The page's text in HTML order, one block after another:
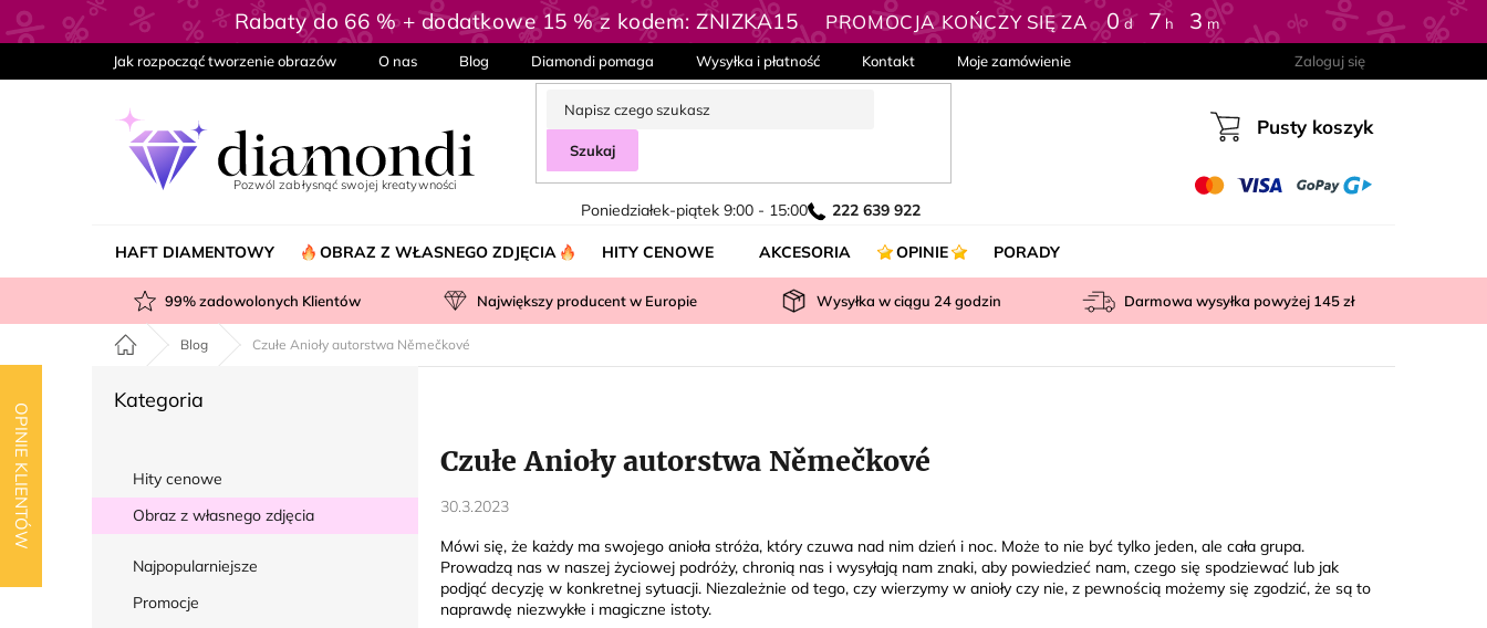
OPINIE KLIENTÓW
Przejść
do
Rabaty do 66 % + dodatkowe 15 % z kodem: ZNIZKA15 PROMOCJA KOŃCZY SIĘ ZA 0d 7 h 3 m
Jak rozpocząć tworzenie obrazów O nas Blog Diamondi pomaga Wysyłka i płatność Kontakt Moje zamówienie Zaloguj się
Szukaj
Poniedziałek-piątek 9:00 - 15:00 222 639 922
Koszyk
Pusty koszyk
HAFT DIAMENTOWY OBRAZ Z WŁASNEGO ZDJĘCIA HITY CENOWE AKCESORIA OPINIE PORADY
99% zadowolonych Klientów Największy producent w Europie Wysyłka w ciągu 24godzin Darmowa wysyłka powyżej 145 zł
Home Blog Czułe Anioły autorstwa Němečkové
k
b
Pominąć
Kategoria
Hity cenowe
Obraz z własnego zdjęcia
Najpopularniejsze
Promocje
Czułe Anioły autorstwa Němečkové
30.3.2023
Mówi się, że każdy ma swojego anioła stróża, który czuwa nad nim dzień i noc. Może to nie być tylko jeden, ale cała grupa.
Prowadzą nas w naszej życiowej podróży, chronią nas i wysyłają nam znaki, aby powiedzieć nam, czego się spodziewać lub jak
podjąć decyzję w konkretnej sytuacji. Niezależnie od tego, czy wierzymy w anioły czy nie, z pewnością możemy się zgodzić, że są to
naprawdę niezwykłe i magiczne istoty.